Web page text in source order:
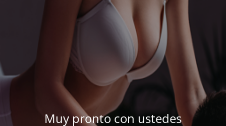
Muy pronto con ustedes